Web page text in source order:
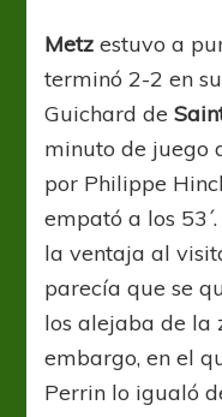
Metz estuvo a
terminó 2-2 en
Guichard de
minuto de juego
por Philippe
empató a los
la ventaja al
parecía que se
los alejaba de la
embargo, en el
Perrin lo igualó